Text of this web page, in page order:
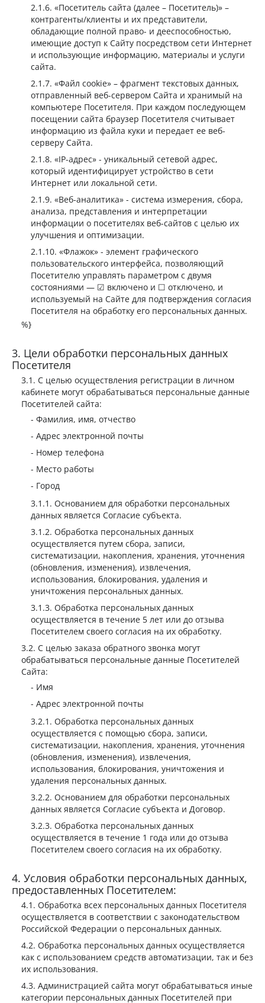
Посетитель сайта (далее – Посетитель) –
контрагенты/клиенты и их представители,
обладающие полной право- и дееспособностью,
имеющие доступ к Сайту посредством сети Интернет
и использующие информацию, материалы и услуги
сайта.
Файл cookie – фрагмент текстовых данных,
отправленный веб-сервером Сайта и хранимый на
компьютере Посетителя. При каждом последующем
посещении сайта браузер Посетителя считывает
информацию из файла куки и передает ее веб-
серверу Сайта.
IP-адрес
- уникальный сетевой адрес,
который идентифицирует устройство в сети
Интернет или локальной сети.
Веб-аналитика
- система измерения, сбора,
анализа, представления и интерпретации
информации о посетителях веб-сайтов с целью их
улучшения и оптимизации.
Флажок - элемент графического
пользовательского интерфейса, позволяющий
Посетителю управлять параметром с двумя
состояниями — ☑ включено и ☐ отключено, и
используемый на Сайте для подтверждения согласия
Посетителя на обработку его персональных данных.
%}
Цели обработки персональных данных
Посетителя
С целью осуществления регистрации в личном
кабинете могут обрабатываться персональные данные
Посетителей сайта:
Фамилия, имя, отчество
Адрес электронной почты
Номер телефона
Место работы
Город
Основанием для обработки персональных
данных является Согласие субъекта.
Обработка персональных данных
осуществляется путем сбора, записи,
систематизации, накопления, хранения, уточнения
(обновления, изменения), извлечения,
использования, блокирования, удаления и
уничтожения персональных данных.
Обработка персональных данных
осуществляется в течение 5 лет или до отзыва
Посетителем своего согласия на их обработку.
С целью заказа обратного звонка могут
обрабатываться персональные данные Посетителей
Сайта:
Имя
Адрес электронной почты
Обработка персональных данных
осуществляется с помощью сбора, записи,
систематизации, накопления, хранения, уточнения
(обновления, изменения), извлечения,
использования, блокирования, уничтожения и
удаления персональных данных.
Основанием для обработки персональных
данных является Согласие субъекта и Договор.
Обработка персональных данных
осуществляется в течение 1 года или до отзыва
Посетителем своего согласия на их обработку.
Условия обработки персональных данных,
предоставленных Посетителем:
Обработка всех персональных данных Посетителя
осуществляется в соответствии с законодательством
Российской Федерации о персональных данных.
Обработка персональных данных осуществляется
как с использованием средств автоматизации, так и без
их использования.
Администрацией сайта могут обрабатываться иные
категории персональных данных Посетителей при